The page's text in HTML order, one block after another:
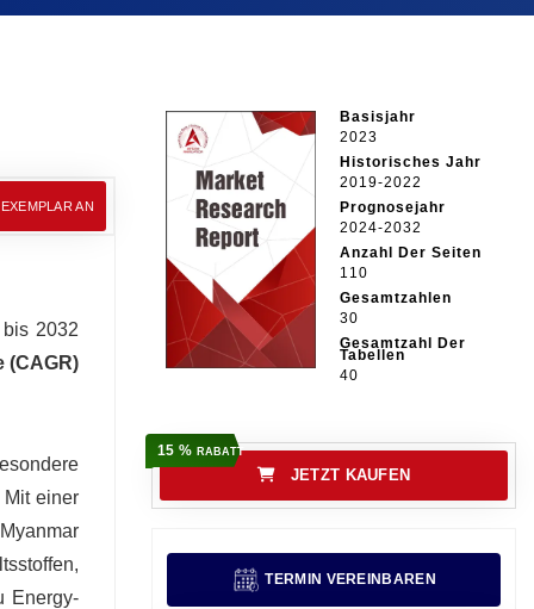
AN
2032
(CAGR)
einer
Energy-
Basisjahr
2023
Historisches Jahr
2019-2022
Prognosejahr
2024-2032
Anzahl Der Seiten
110
Gesamtzahlen
30
Gesamtzahl Der
Tabellen
40
15 % RABATT
JETZT KAUFEN
TERMIN VEREINBAREN